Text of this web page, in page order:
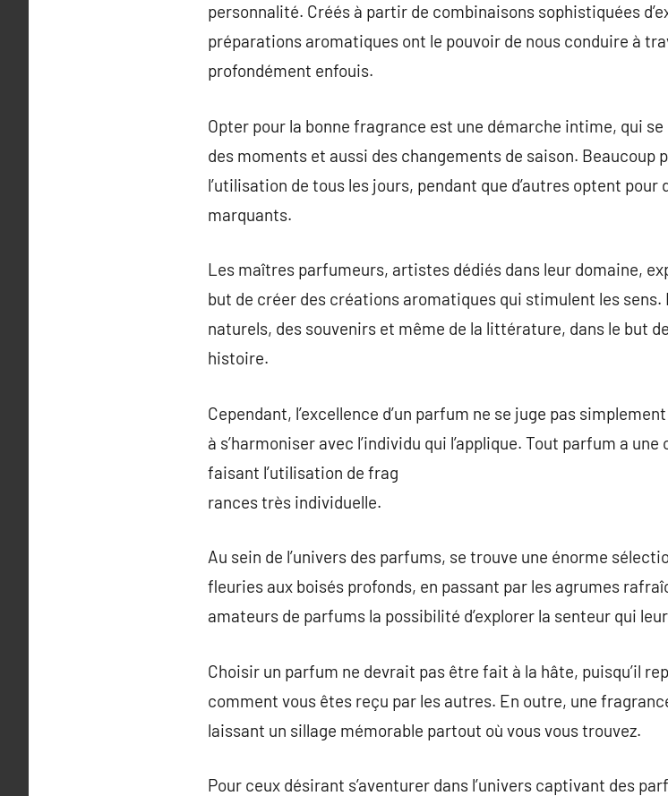
personnalité. Créés à partir de combinaisons sophistiquées
préparations aromatiques ont le pouvoir de nous conduire à
profondément enfouis.
Opter pour la bonne fragrance est une démarche intime, qui
des moments et aussi des changements de saison.
l’utilisation de tous les jours, pendant que d’autres optent
marquants.
Les maîtres parfumeurs, artistes dédiés dans leur domaine,
but de créer des créations aromatiques qui stimulent les
naturels, des souvenirs et même de la littérature, dans le but
histoire.
Cependant, l’excellence d’un parfum ne se juge pas
à s’harmoniser avec l’individu qui l’applique. Tout parfum a
faisant l’utilisation de frag
rances très individuelle.
Au sein de l’univers des parfums, se trouve une énorme
fleuries aux boisés profonds, en passant par les agrumes
amateurs de parfums la possibilité d’explorer la senteur qui
Choisir un parfum ne devrait pas être fait à la hâte, puisqu’il
comment vous êtes reçu par les autres. En outre, une
laissant un sillage mémorable partout où vous vous trouvez.
Pour ceux désirant s’aventurer dans l’univers captivant des